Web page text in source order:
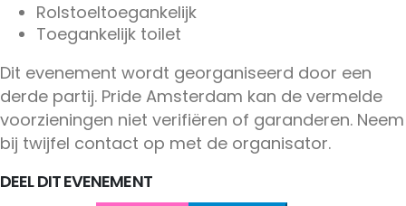
Rolstoeltoegankelijk
Toegankelijk toilet
Dit evenement wordt georganiseerd door een
derde partij. Pride Amsterdam kan de vermelde
voorzieningen niet verifiëren of garanderen. Neem
bij twijfel contact op met de organisator.
DEEL DIT EVENEMENT